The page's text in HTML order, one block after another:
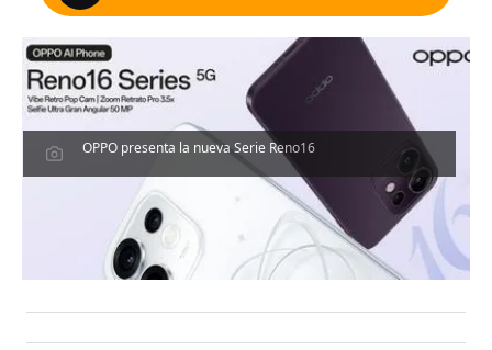
OPPO presenta la nueva Serie Reno16